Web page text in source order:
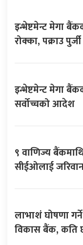
इन्भेष्टमेन्ट मेगा
रोक्का, पक्राउ
इन्भेष्टमेन्ट मेगा
सर्वोच्चको आदेश
९ वाणिज्य
सीईओलाई
लाभाशं घोषणा
विकास बैंक, कति